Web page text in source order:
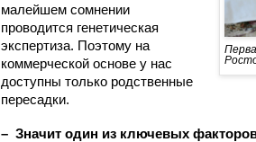
малейшем сомнении
проводится генетическая
экспертиза. Поэтому на
коммерческой основе у нас
доступны только родственные
пересадки.
– Значит один из ключевых